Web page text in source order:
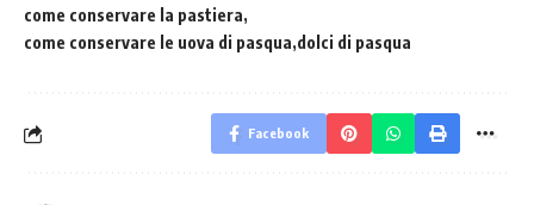
come conservare la pastiera
come conservare le uova di pasqua dolci di pasqua
Facebook